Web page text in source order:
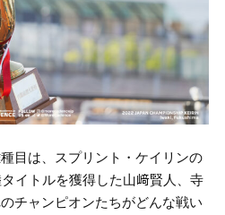
目は、スプリント・ケイリンの
イトルを獲得した山﨑賢人、寺
チャンピオンたちがどんな戦い